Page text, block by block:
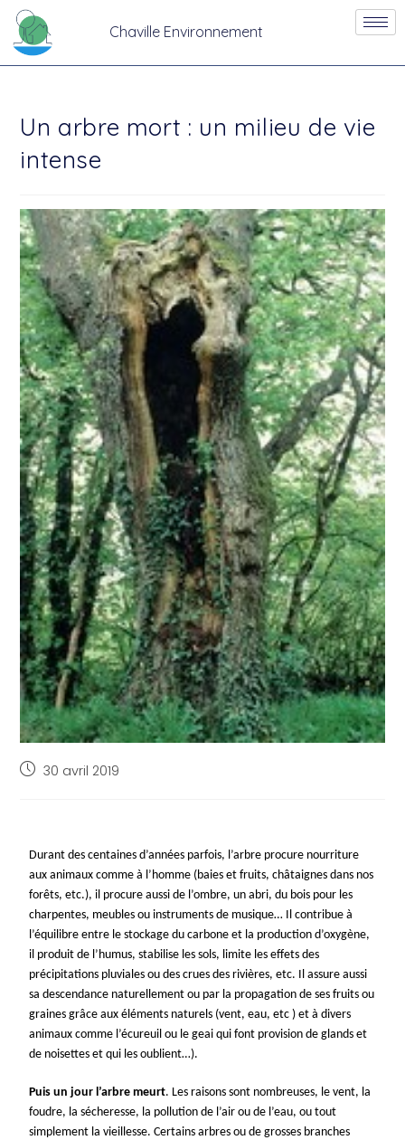
Chaville Environnement
Un arbre mort : un milieu de vie
intense
30 avril 2019
Durant des centaines d’années parfois, l’arbre procure nourriture
aux animaux comme à l’homme (baies et fruits, châtaignes dans nos
forêts, etc.), il procure aussi de l’ombre, un abri, du bois pour les
charpentes, meubles ou instruments de musique… Il contribue à
l’équilibre entre le stockage du carbone et la production d’oxygène,
il produit de l’humus, stabilise les sols, limite les effets des
précipitations pluviales ou des crues des rivières, etc. Il assure aussi
sa descendance naturellement ou par la propagation de ses fruits ou
graines grâce aux éléments naturels (vent, eau, etc ) et à divers
animaux comme l’écureuil ou le geai qui font provision de glands et
de noisettes et qui les oublient…).
Puis un jour l’arbre meurt. Les raisons sont nombreuses, le vent, la
foudre, la sécheresse, la pollution de l’air ou de l’eau, ou tout
simplement la vieillesse. Certains arbres ou de grosses branches